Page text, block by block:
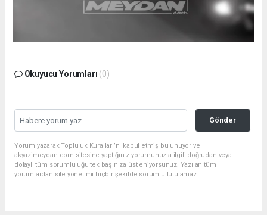
Okuyucu Yorumları (0)
Gönder
Yorum yazarak Topluluk Kuralları’nı kabul etmiş bulunuyor ve
akyazimeydan.com sitesine yaptığınız yorumunuzla ilgili doğrudan veya
dolaylı tüm sorumluluğu tek başınıza üstleniyorsunuz. Yazılan tüm
yorumlardan site yönetimi hiçbir şekilde sorumlu tutulamaz.